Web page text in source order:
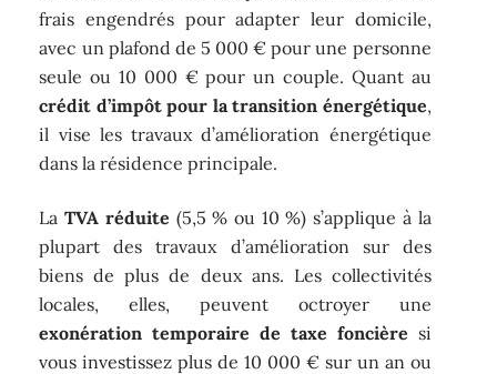
frais engendrés pour adapter leur domicile,
avec un plafond de 5 000 € pour une personne
seule ou 10 000 € pour un couple. Quant au
crédit d’impôt pour la transition énergétique,
il vise les travaux d’amélioration énergétique
dans la résidence principale.
LaTVA réduite (5,5 % ou 10 %) s’applique à la
plupart des travaux d’amélioration sur des
biens de plus de deux ans. Les collectivités
locales, elles, peuvent octroyer une
exonération temporaire de taxe foncière si
vous investissez plus de 10 000 € sur un an ou